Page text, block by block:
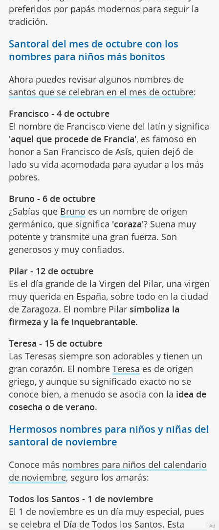
preferidos por papás modernos para seguir la
tradición.
Santoral del mes de octubre con los
nombres para niños más bonitos
Ahora puedes revisar algunos nombres de
santos que se celebran en el mes de octubre:
Francisco - 4 de octubre
El nombre de Francisco viene del latín y significa
'aquel que procede de Francia', es famoso en
honor a San Francisco de Asís, quien dejó de
lado su vida acomodada para ayudar a los más
pobres.
Bruno - 6 de octubre
¿Sabías que Bruno es un nombre de origen
germánico, que significa 'coraza'? Suena muy
potente y transmite una gran fuerza. Son
generosos y muy confiados.
Pilar - 12 de octubre
Es el día grande de la Virgen del Pilar, una virgen
muy querida en España, sobre todo en la ciudad
de Zaragoza. El nombre Pilar simboliza la
firmeza y la fe inquebrantable.
Teresa - 15 de octubre
Las Teresas siempre son adorables y tienen un
gran corazón. El nombre Teresa es de origen
griego, y aunque su significado exacto no se
conoce bien, a menudo se asocia con la idea de
cosecha o de verano.
Hermosos nombres para niños y niñas del
santoral de noviembre
Conoce más nombres para niños del calendario
de noviembre, seguro los amarás:
Todos los Santos - 1 de noviembre
El 1 de noviembre es un día muy especial, pues
se celebra el Día de Todos los Santos. Esta
Ad